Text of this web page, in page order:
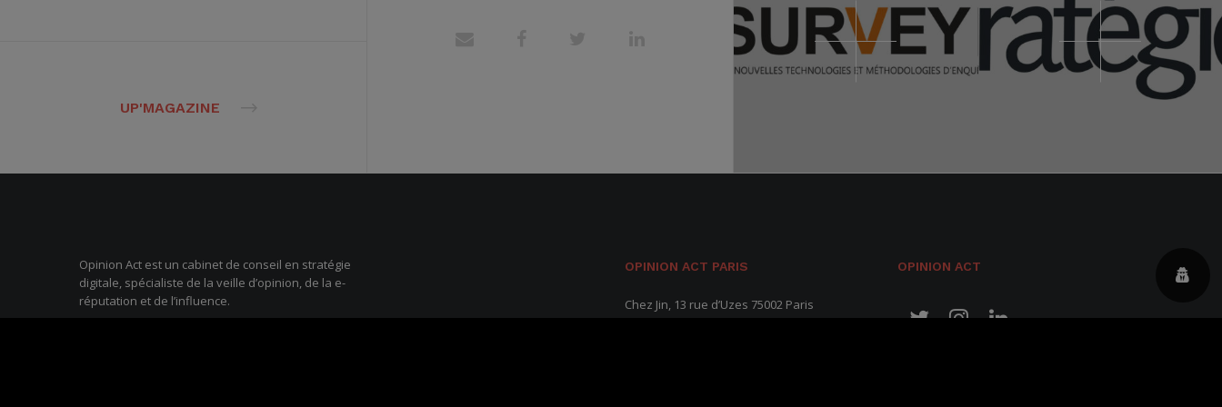
UP'MAGAZINE
Opinion Act est un cabinet de conseil en stratégie
digitale, spécialiste de la veille d’opinion, de la e-
réputation et de l’influence.
OPINION ACT PARIS
Chez Jin, 13 rue d’Uzes 75002 Paris
OPINION ACT